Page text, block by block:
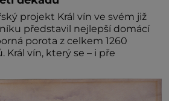
projekt Král vín ve svém již
představil nejlepší domácí
porota z celkem 1260
vzorků od 157 vinařů. Král vín, který se – i pře